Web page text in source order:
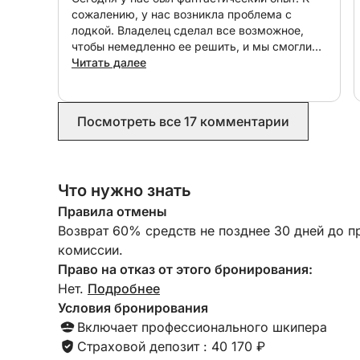
сожалению, у нас возникла проблема с
лодкой. Владелец сделал все возможное,
чтобы немедленно ее решить, и мы смогли
отправиться в плавание в другой день. Я
Читать далее
Посмотреть все 17 комментарии
Что нужно знать
Правила отмены
Возврат 60% средств не позднее 30 дней до
комиссии.
Право на отказ от этого бронирования:
Нет. Подробнее
Условия бронирования
Включает профессионального шкипера
Страховой депозит : 40 170 ₽